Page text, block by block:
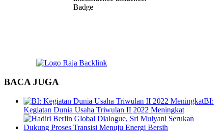
BACA JUGA
BI:
Kegiatan Dunia Usaha Triwulan II 2022 Meningkat